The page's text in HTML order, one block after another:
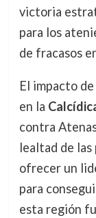
victoria
para los
de fracasos
El impacto
en la
contra
lealtad de las
ofrecer un
para
esta región